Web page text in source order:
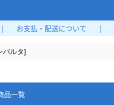
| お支払・配送について |
バルタ]
品一覧